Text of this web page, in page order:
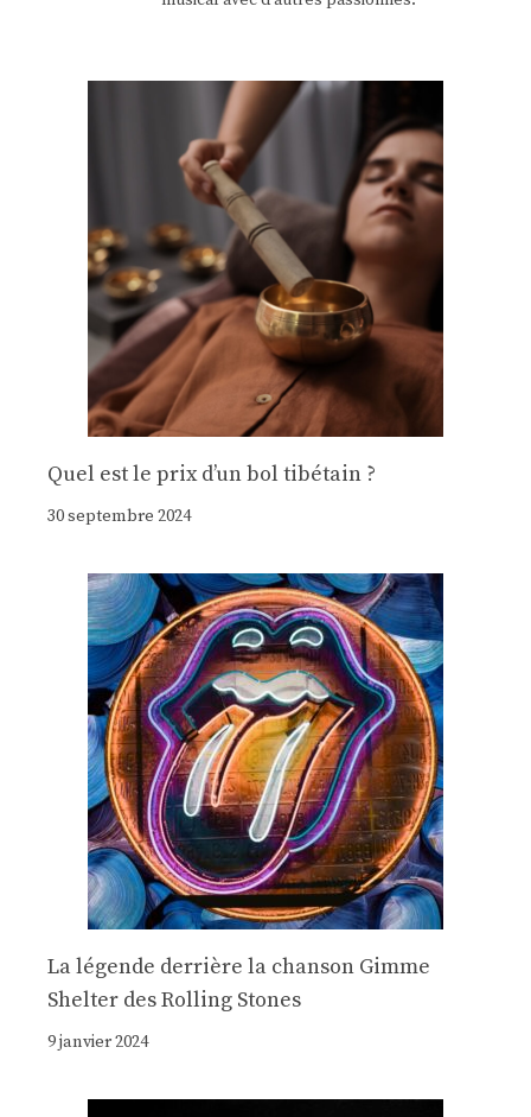
Quel est le prix d’un bol tibétain ?
30 septembre 2024
La légende derrière la chanson Gimme
Shelter des Rolling Stones
9 janvier 2024